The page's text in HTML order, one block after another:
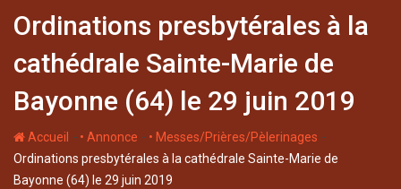
Ordinations presbytérales à la
cathédrale Sainte-Marie de
Bayonne (64) le 29 juin 2019
Accueil - • Annonce - • Messes/Prières/Pèlerinages -
Ordinations presbytérales à la cathédrale Sainte-Marie de
Bayonne (64) le 29 juin 2019